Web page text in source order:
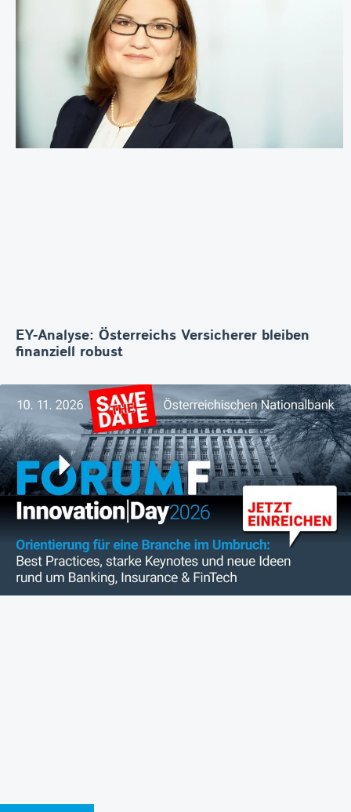
EY-Analyse: Österreichs Versicherer bleiben
finanziell robust